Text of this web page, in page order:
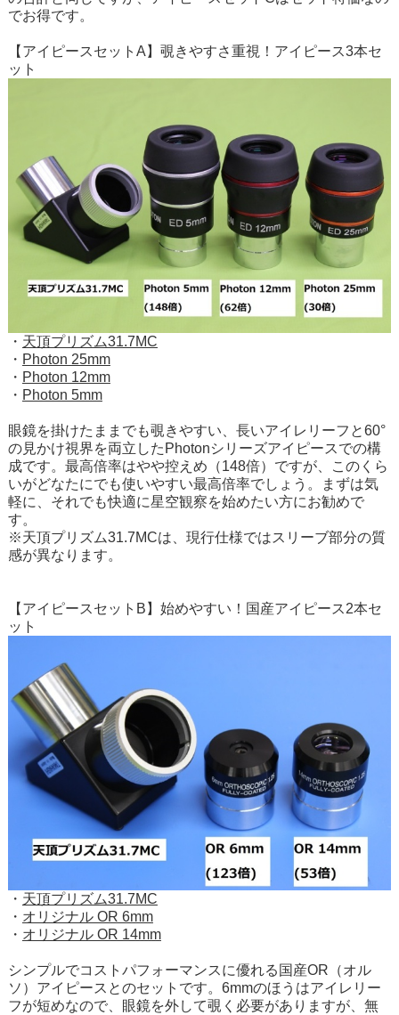
でお得です。
【アイピースセットA】覗きやすさ重視！アイピース3本セ
ット
・ 天頂プリズム31.7MC
・ Photon 25mm
・ Photon 12mm
・ Photon 5mm
眼鏡を掛けたままでも覗きやすい、長いアイレリーフと60°
の見かけ視界を両立したPhotonシリーズアイピースでの構
成です。最高倍率はやや控えめ（148倍）ですが、このくら
いがどなたにでも使いやすい最高倍率でしょう。まずは気
軽に、それでも快適に星空観察を始めたい方にお勧めで
す。
※天頂プリズム31.7MCは、現行仕様ではスリーブ部分の質
感が異なります。
【アイピースセットB】始めやすい！国産アイピース2本セ
ット
・ 天頂プリズム31.7MC
・ オリジナル OR 6mm
・ オリジナル OR 14mm
シンプルでコストパフォーマンスに優れる国産OR（オル
ソ）アイピースとのセットです。6mmのほうはアイレリー
フが短めなので、眼鏡を外して覗く必要がありますが、無